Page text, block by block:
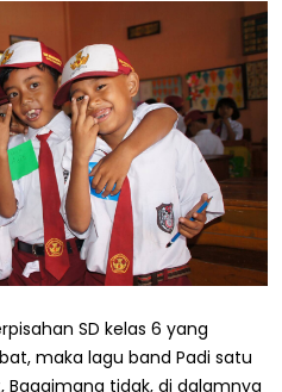
SD kelas 6 yang
maka lagu band Padi satu
tidak, di dalamnya